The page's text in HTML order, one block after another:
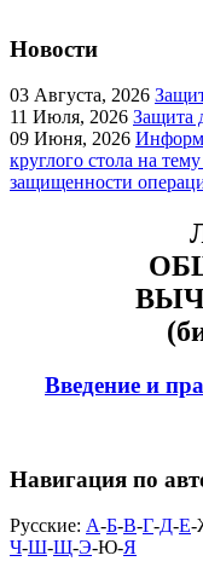
Новости
03 Августа, 2026
11 Июля, 2026 Защита
09 Июня, 2026
круглого стола на
защищенности
Введение и
Навигация по
Русские: А-Б-В-Г-Д-Е-
Ч-Ш-Щ-Э-Ю-Я